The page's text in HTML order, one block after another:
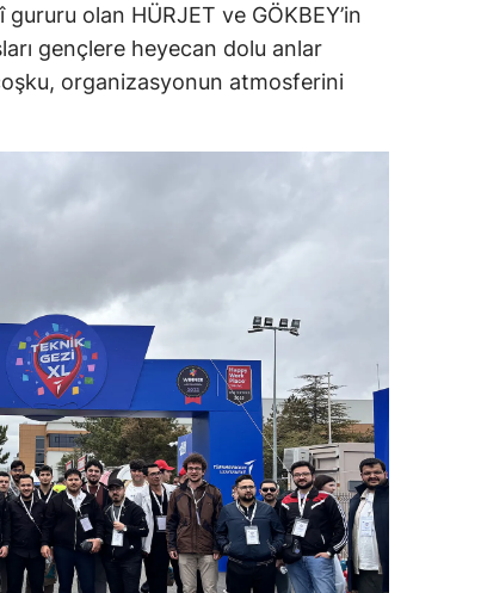
olan HÜRJET ve GÖKBEY’in
gençlere heyecan dolu anlar
organizasyonun atmosferini